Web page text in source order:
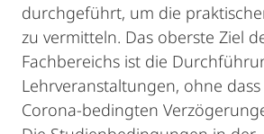
durchgeführt, um die
zu vermitteln. Das oberste Ziel
Fachbereichs ist die
Lehrveranstaltungen, ohne dass
Corona-bedingten